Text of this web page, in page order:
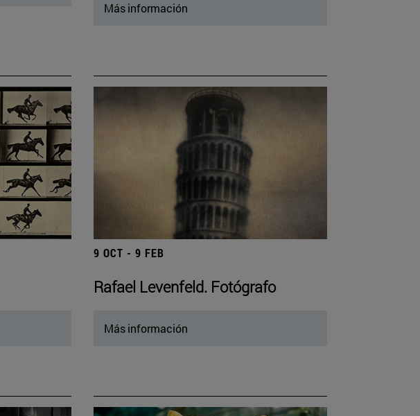
Más información
9 OCT - 9 FEB
Rafael Levenfeld. Fotógrafo
Más información